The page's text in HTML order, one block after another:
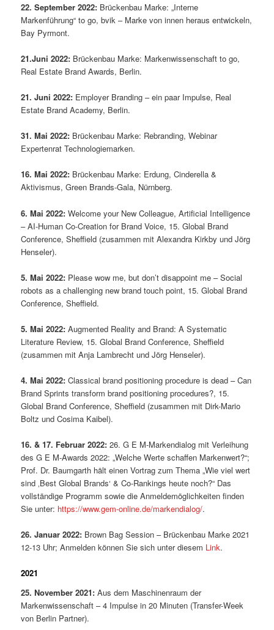
22. September 2022: Brückenbau Marke: „Interne
Markenführung“ to go, bvik – Marke von innen heraus entwickeln,
Bay Pyrmont.
21.Juni 2022: Brückenbau Marke: Markenwissenschaft to go,
Real Estate Brand Awards, Berlin.
21. Juni 2022: Employer Branding – ein paar Impulse, Real
Estate Brand Academy, Berlin.
31. Mai 2022: Brückenbau Marke: Rebranding, Webinar
Expertenrat Technologiemarken.
16. Mai 2022: Brückenbau Marke: Erdung, Cinderella &
Aktivismus, Green Brands-Gala, Nürnberg.
6. Mai 2022: Welcome your New Colleague, Artificial Intelligence
– AI-Human Co-Creation for Brand Voice, 15. Global Brand
Conference, Sheffield (zusammen mit Alexandra Kirkby und Jörg
Henseler).
5. Mai 2022: Please wow me, but don’t disappoint me – Social
robots as a challenging new brand touch point, 15. Global Brand
Conference, Sheffield.
5. Mai 2022: Augmented Reality and Brand: A Systematic
Literature Review, 15. Global Brand Conference, Sheffield
(zusammen mit Anja Lambrecht und Jörg Henseler).
4. Mai 2022: Classical brand positioning procedure is dead – Can
Brand Sprints transform brand positioning procedures?, 15.
Global Brand Conference, Sheffield (zusammen mit Dirk-Mario
Boltz und Cosima Kaibel).
16. & 17. Februar 2022:26. G E M-Markendialog mit Verleihung
des G E M-Awards 2022: „Welche Werte schaffen Markenwert?“;
Prof. Dr. Baumgarth hält einen Vortrag zum Thema „Wie viel wert
sind ‚Best Global Brands‘ & Co-Rankings heute noch?“ Das
vollständige Programm sowie die Anmeldemöglichkeiten finden
Sie unter: https://www.gem-online.de/markendialog/.
26. Januar 2022: Brown Bag Session – Brückenbau Marke 2021
12-13 Uhr; Anmelden können Sie sich unter diesem Link.
2021
25. November 2021: Aus dem Maschinenraum der
Markenwissenschaft – 4 Impulse in 20 Minuten (Transfer-Week
von Berlin Partner).